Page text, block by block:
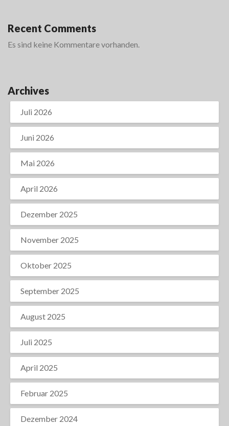
Recent Comments
Es sind keine Kommentare vorhanden.
Archives
Juli 2026
Juni 2026
Mai 2026
April 2026
Dezember 2025
November 2025
Oktober 2025
September 2025
August 2025
Juli 2025
April 2025
Februar 2025
Dezember 2024